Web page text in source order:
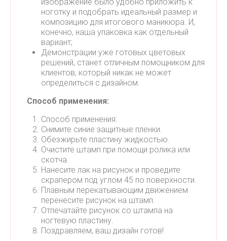
ноготку и подобрать идеальный размер и
композицию для итогового маникюра. И,
конечно, наша упаковка как отдельный
вариант;
Демонстрации уже готовых цветовых
решений, станет отличным помощником для
клиентов, который никак не может
определиться с дизайном.
Способ применения:
Способ применения:
Снимите синие защитные пленки.
Обезжирьте пластину жидкостью.
Очистите штамп при помощи ролика или
скотча.
Нанесите лак на рисунок и проведите
скрапером под углом 45 по поверхности.
Плавным перекатывающим движением
перенесите рисунок на штамп.
Отпечатайте рисунок со штампа на
ногтевую пластину.
Поздравляем, ваш дизайн готов!